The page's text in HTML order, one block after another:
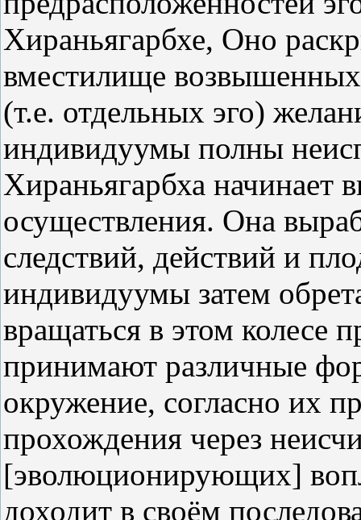
Хираньягарбхе, Оно
вместилище
(т.е. отдельных эго)
индивидуумы полны
Хираньягарбха начинает
осуществления. Она
следствий, действий и
индивидуумы затем
вращаться в этом колесе
принимают различные
окружение, согласно их
прохождения через
[эволюционирующих]
доходит в своём